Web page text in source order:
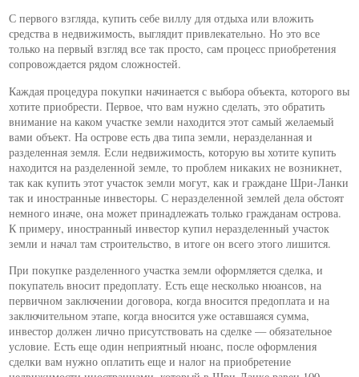
С первого взгляда, купить себе виллу для отдыха или вложить
средства в недвижимость, выглядит привлекательно. Но это все
только на первый взгляд все так просто, сам процесс приобретения
сопровождается рядом сложностей.
Каждая процедура покупки начинается с выбора объекта, которого вы
хотите приобрести. Первое, что вам нужно сделать, это обратить
внимание на каком участке земли находится этот самый желаемый
вами объект. На острове есть два типа земли, неразделанная и
разделенная земля. Если недвижимость, которую вы хотите купить
находится на разделенной земле, то проблем никаких не возникнет,
так как купить этот участок земли могут, как и граждане Шри-Ланки
так и иностранные инвесторы. С неразделенной землей дела обстоят
немного иначе, она может принадлежать только гражданам острова.
К примеру, иностранный инвестор купил неразделенный участок
земли и начал там строительство, в итоге он всего этого лишится.
При покупке разделенного участка земли оформляется сделка, и
покупатель вносит предоплату. Есть еще несколько нюансов, на
первичном заключении договора, когда вносится предоплата и на
заключительном этапе, когда вносится уже оставшаяся сумма,
инвестор должен лично присутствовать на сделке — обязательное
условие. Есть еще один неприятный нюанс, после оформления
сделки вам нужно оплатить еще и налог на приобретение